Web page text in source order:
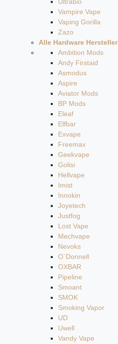
Vampire Vape
Vaping Gorilla
Zazo
Alle Hardware Hersteller
Ambition Mods
Andy Firstaid
Asmodus
Aspire
Aviator Mods
BP Mods
Eleaf
Elfbar
Exvape
Freemax
Geekvape
Golisi
Hellvape
Imist
Innokin
Joyetech
Justfog
Lost Vape
Mechvape
Nevoks
O`Donnell
OXBAR
Pipeline
Smoant
SMOK
Smoking Vapor
UD
Uwell
Vandy Vape